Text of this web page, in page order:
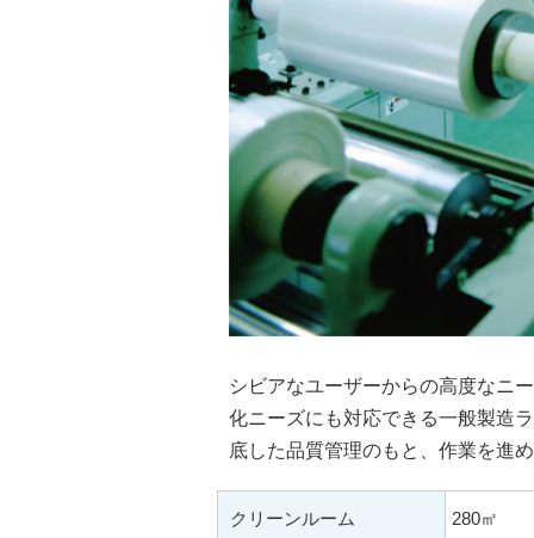
シビアなユーザーからの高度なニ
化ニーズにも対応できる一般製造
底した品質管理のもと、作業を進
クリーンルーム 280㎡